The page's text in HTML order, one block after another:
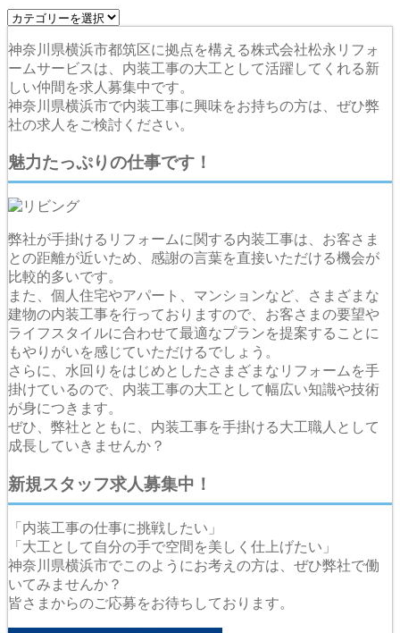
神奈川県横浜市都筑区に拠点を構える株式会社松永リフォ
ームサービスは、内装工事の大工として活躍してくれる新
しい仲間を求人募集中です。
神奈川県横浜市で内装工事に興味をお持ちの方は、ぜひ弊
社の求人をご検討ください。
魅力たっぷりの仕事です！
弊社が手掛けるリフォームに関する内装工事は、お客さま
との距離が近いため、感謝の言葉を直接いただける機会が
比較的多いです。
また、個人住宅やアパート、マンションなど、さまざまな
建物の内装工事を行っておりますので、お客さまの要望や
ライフスタイルに合わせて最適なプランを提案することに
もやりがいを感じていただけるでしょう。
さらに、水回りをはじめとしたさまざまなリフォームを手
掛けているので、内装工事の大工として幅広い知識や技術
が身につきます。
ぜひ、弊社とともに、内装工事を手掛ける大工職人として
成長していきませんか？
新規スタッフ求人募集中！
「内装工事の仕事に挑戦したい」
「大工として自分の手で空間を美しく仕上げたい」
神奈川県横浜市でこのようにお考えの方は、ぜひ弊社で働
いてみませんか？
皆さまからのご応募をお待ちしております。